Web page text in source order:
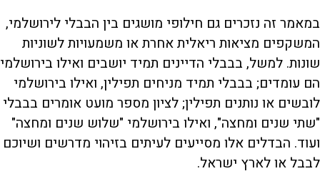
במאמר זה נזכרים גם חילופי מושגים בין הבבלי לירושלמי,
המשקפים מציאות ריאלית אחרת או משמעויות לשוניות
שונות. למשל, בבבלי הדיינים תמיד יושבים ואילו בירושלמי
הם עומדים; בבבלי תמיד מניחים תפילין, ואילו בירושלמי
לובשים או נותנים תפילין; לציון מספר מועט אומרים בבבלי
"שתי שנים ומחצה", ואילו בירושלמי "שלוש שנים ומחצה"
ועוד. הבדלים אלו מסייעים לעיתים בזיהוי מדרשים ושיוכם
לבבל או לארץ ישראל.